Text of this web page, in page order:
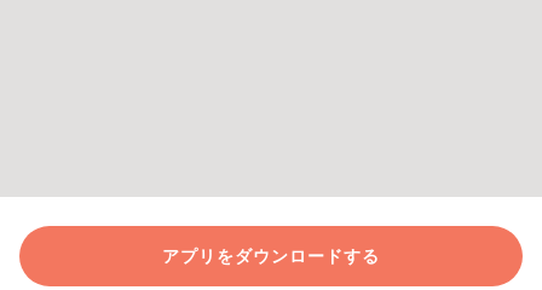
アプリをダウンロードする